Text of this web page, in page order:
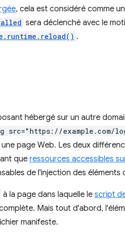
, cela est considéré comme
sera déclenché avec le
.
hébergé sur un autre
src="https://example.com/
page Web. Les deux
que ressources accessibles
de l'injection des éléments
à la page dans laquelle le script
Mais tout d'abord,
manifeste.